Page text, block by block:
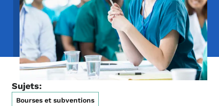
Sujets:
Bourses et subventions